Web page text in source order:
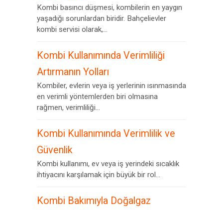
Kombi basıncı düşmesi, kombilerin en yaygın
yaşadığı sorunlardan biridir. Bahçelievler
kombi servisi olarak,...
Kombi Kullanımında Verimliliği
Artırmanın Yolları
Kombiler, evlerin veya iş yerlerinin ısınmasında
en verimli yöntemlerden biri olmasına
rağmen, verimliliği...
Kombi Kullanımında Verimlilik ve
Güvenlik
Kombi kullanımı, ev veya iş yerindeki sıcaklık
ihtiyacını karşılamak için büyük bir rol...
Kombi Bakımıyla Doğalgaz